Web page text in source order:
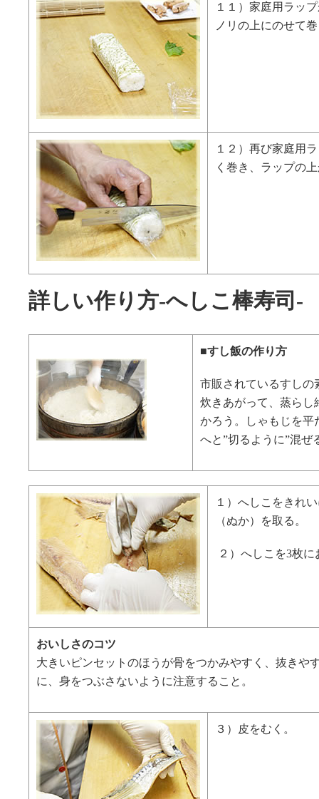
１１）家庭用ラッ
ノリの上にのせて
１２）再び家庭用
く巻き、ラップの
詳しい作り方-へしこ棒寿司-
■すし飯の作り方
市販されているすしの
炊きあがって、蒸らし
かろう。しゃもじを平
へと”切るように”混ぜ
１）へしこをきれ
（ぬか）を取る。
２）へしこを3枚
おいしさのコツ
大きいピンセットのほうが骨をつかみやすく、抜きや
に、身をつぶさないように注意すること。
３）皮をむく。